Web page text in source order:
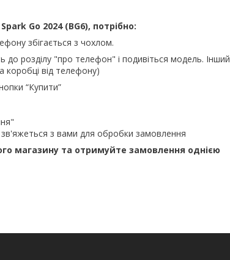
Go 2024 (BG6), потрібно:
збігається з чохлом.
до розділу "про телефон" і подивіться модель. Інший
коробці від телефону)
“Купити”
з вами для обробки замовлення
магазину та отримуйте замовлення однією